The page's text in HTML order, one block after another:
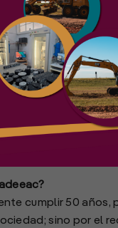
de la
a su presidente,
cumplir 50
sino por el